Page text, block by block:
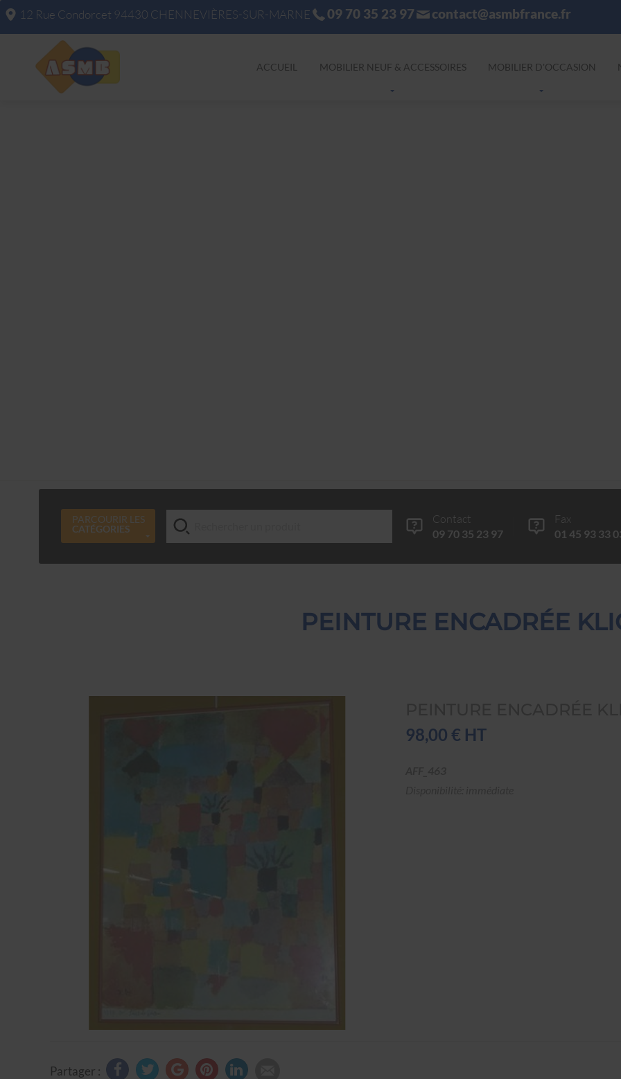
12 Rue Condorcet 94430 CHENNEVIÈRES-SUR-MARNE 09 70 35 23 97 contact@asmbfrance.fr
ACCUEIL MOBILIER NEUF & ACCESSOIRES MOBILIER D'OCCASION
PARCOURIR LES
CATÉGORIES
Contact
09 70 35 23 97
Fax
01 45 93 33
PEINTURE ENCADRÉE
98,00 € HT
Partager :